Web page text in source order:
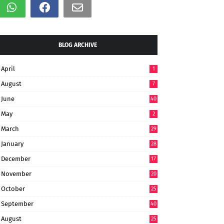
BLOG ARCHIVE
April 1
August 7
June 40
May 2
March 29
January 28
December 17
November 20
October 25
September 40
August 25